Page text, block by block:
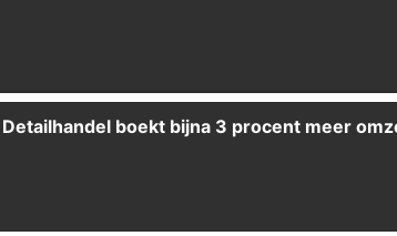
Detailhandel boekt bijna 3 procent meer